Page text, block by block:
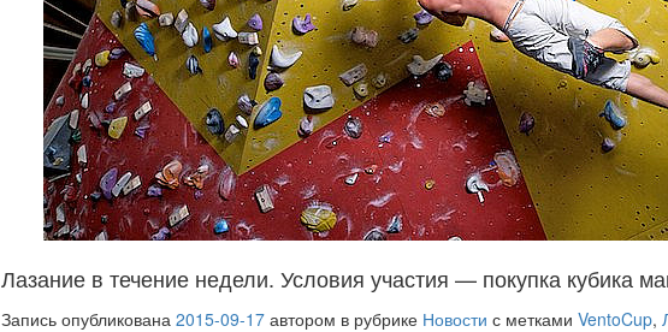
Лазание в течение недели. Условия участия — покупка кубика
Запись опубликована 2015-09-17 автором в рубрике Новости с метками VentoCup,